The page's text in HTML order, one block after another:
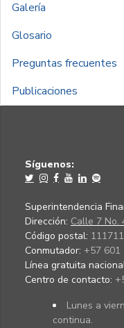
Galería
Glosario
Preguntas frecuentes
Publicaciones
Síguenos:
Superintendencia
Dirección: Calle 7 No.
Código postal: 111711
Conmutador: +57 601
Línea gratuita
Centro de contacto:
Lunes a
continua.